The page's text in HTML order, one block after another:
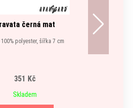
černá mat
100% polyester, šířka 7 cm
351 Kč
Skladem